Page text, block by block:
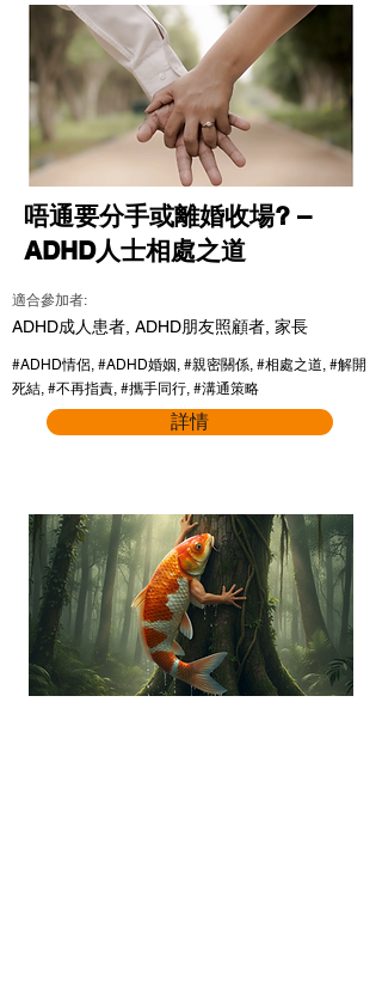
唔通要分手或離婚收場? –
ADHD人士相處之道
適合參加者:
ADHD成人患者, ADHD朋友照顧者, 家長
#ADHD情侶, #ADHD婚姻, #親密關係, #相處之道, #解開
死結, #不再指責, #攜手同行, #溝通策略
詳情